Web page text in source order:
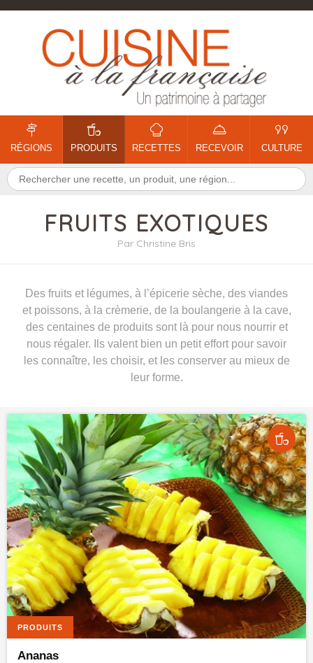
RÉGIONS PRODUITS RECETTES RECEVOIR CULTURE
FRUITS EXOTIQUES
Par Christine Bris
Des fruits et légumes, à l’épicerie sèche, des viandes
et poissons, à la crèmerie, de la boulangerie à la cave,
des centaines de produits sont là pour nous nourrir et
nous régaler. Ils valent bien un petit effort pour savoir
les connaître, les choisir, et les conserver au mieux de
leur forme.
PRODUITS
Ananas